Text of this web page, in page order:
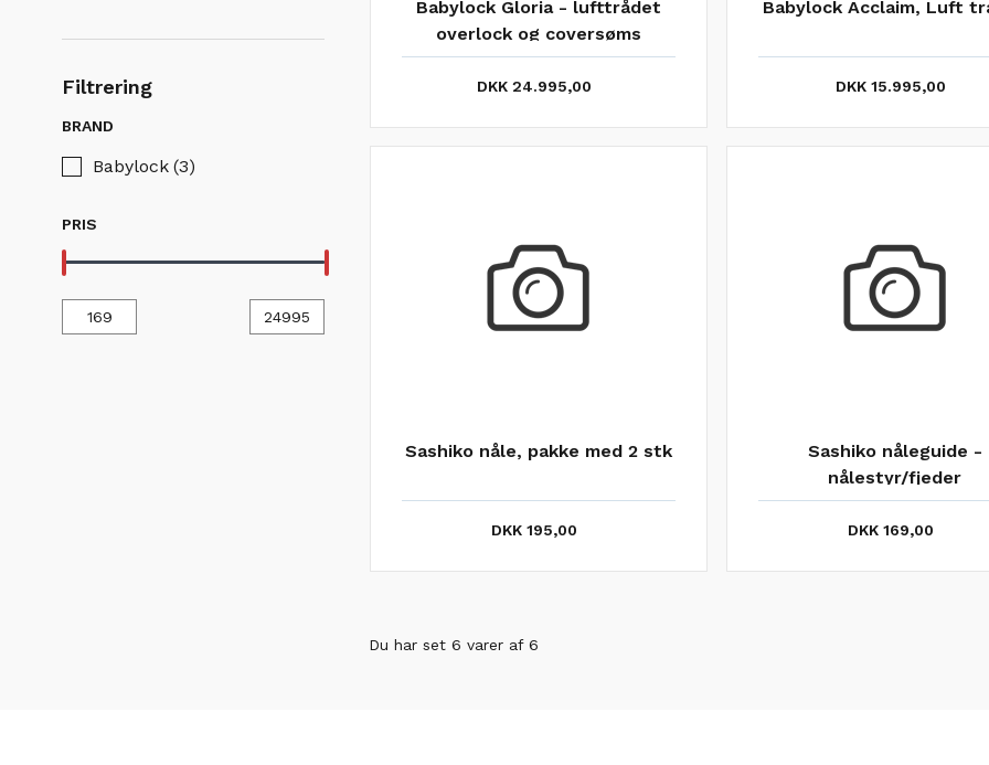
Filtrering
BRAND
Babylock (3)
PRIS
Babylock Gloria - lufttrådet
overlock og coversøms
maskine.
DKK 24.995,00
Babylock Acclaim, Luft
DKK 15.995,00
Sashiko nåle, pakke med 2 stk
DKK 195,00
Sashiko nåleguide -
nålestyr/fjeder
DKK 169,00
Du har set 6 varer af 6